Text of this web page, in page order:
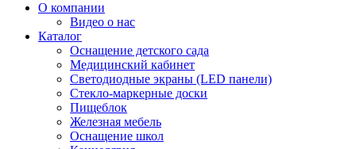
О компании
Видео о нас
Каталог
Оснащение детского сада
Медицинский кабинет
Светодиодные экраны (LED панели)
Стекло-маркерные доски
Пищеблок
Железная мебель
Оснащение школ